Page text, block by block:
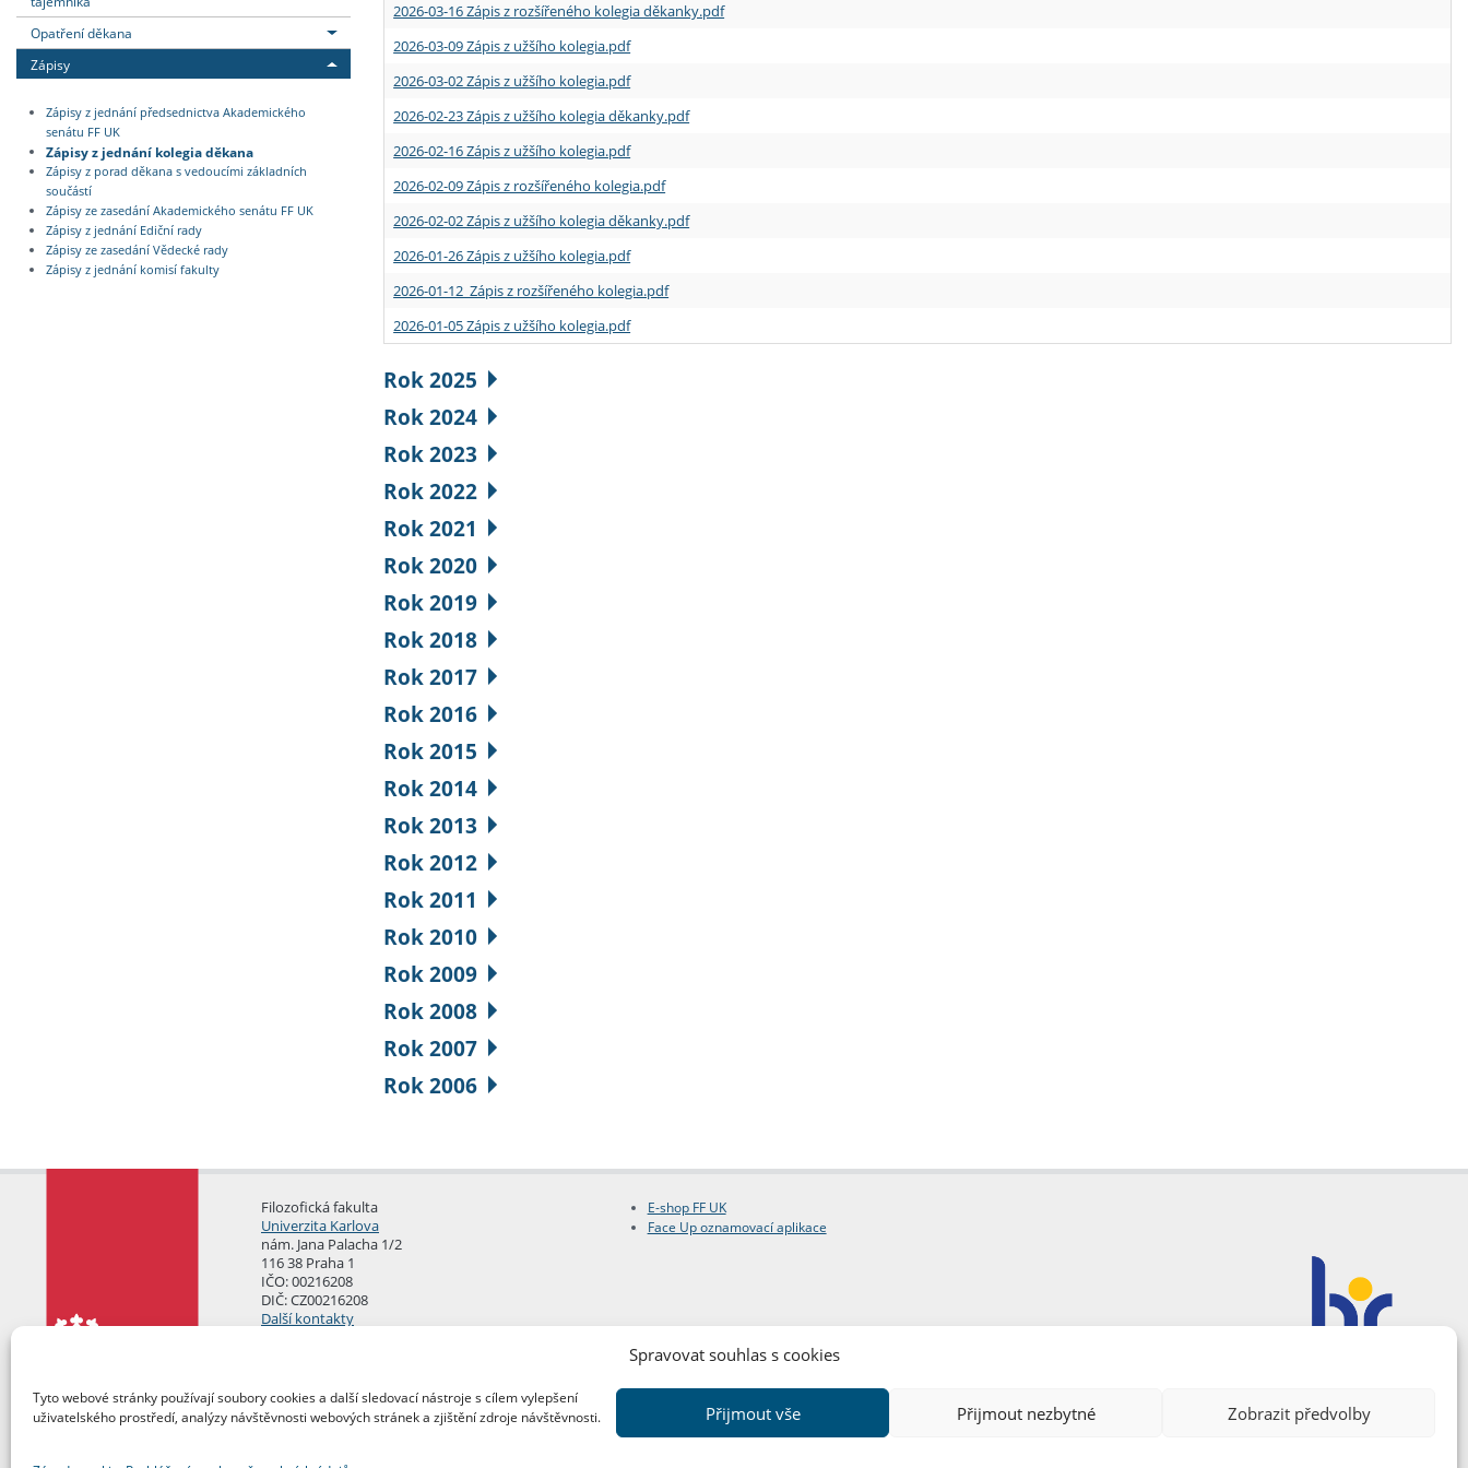
Spravovat souhlas s cookies
Tyto webové stránky používají soubory cookies a další sledovací nástroje s cílem vylepšení
uživatelského prostředí, analýzy návštěvnosti webových stránek a zjištění zdroje návštěvnosti.
Přijmout vše Přijmout nezbytné Zobrazit předvolby
Opatření děkana
Zápisy
Zápisy z jednání předsednictva Akademického
senátu FF UK
Zápisy z jednání kolegia děkana
Zápisy z porad děkana s vedoucími základních
součástí
Zápisy ze zasedání Akademického senátu FF UK
Zápisy z jednání Ediční rady
Zápisy ze zasedání Vědecké rady
Zápisy z jednání komisí fakulty
2026-03-16 Zápis z rozšířeného kolegia děkanky.pdf
2026-03-09 Zápis z užšího kolegia.pdf
2026-03-02 Zápis z užšího kolegia.pdf
2026-02-23 Zápis z užšího kolegia děkanky.pdf
2026-02-16 Zápis z užšího kolegia.pdf
2026-02-09 Zápis z rozšířeného kolegia.pdf
2026-02-02 Zápis z užšího kolegia děkanky.pdf
2026-01-26 Zápis z užšího kolegia.pdf
2026-01-12 Zápis z rozšířeného kolegia.pdf
2026-01-05 Zápis z užšího kolegia.pdf
Rok 2025
Rok 2024
Rok 2023
Rok 2022
Rok 2021
Rok 2020
Rok 2019
Rok 2018
Rok 2017
Rok 2016
Rok 2015
Rok 2014
Rok 2013
Rok 2012
Rok 2011
Rok 2010
Rok 2009
Rok 2008
Rok 2007
Rok 2006
Filozofická fakulta
Univerzita Karlova
nám. Jana Palacha 1/2
116 38 Praha 1
IČO: 00216208
DIČ: CZ00216208
Další kontakty
E-shop FF UK
Face Up oznamovací aplikace